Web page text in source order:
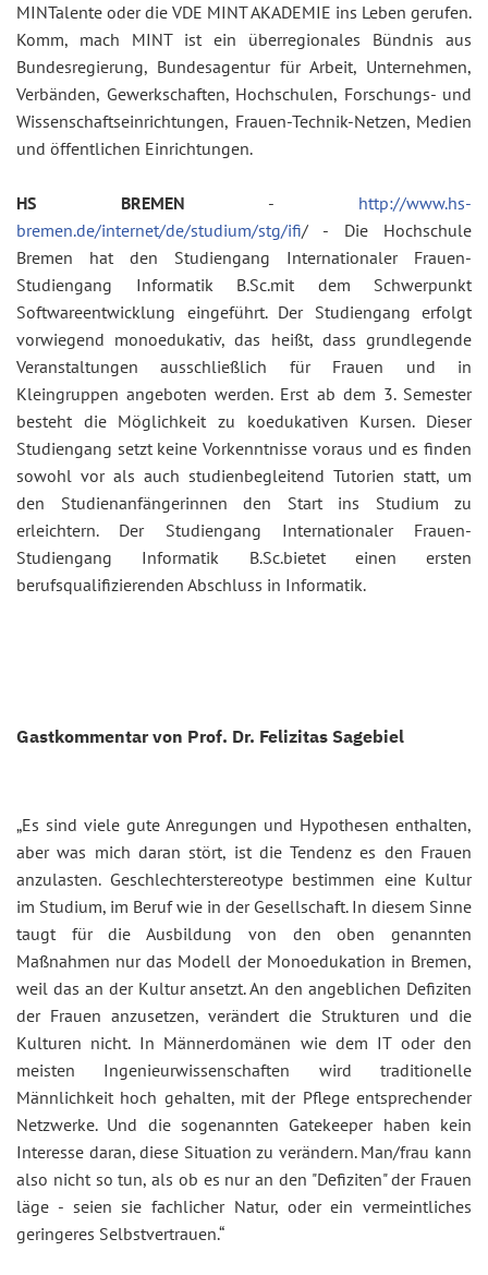
MINTalente oder die VDE MINT AKADEMIE ins Leben gerufen.
Komm, mach MINT ist ein überregionales Bündnis aus
Bundesregierung, Bundesagentur für Arbeit, Unternehmen,
Verbänden, Gewerkschaften, Hochschulen, Forschungs- und
Wissenschaftseinrichtungen, Frauen-Technik-Netzen, Medien
und öffentlichen Einrichtungen.
HS BREMEN - http://www.hs-
bremen.de/internet/de/studium/stg/ifi/ - Die Hochschule
Bremen hat den Studiengang Internationaler Frauen-
Studiengang Informatik B.Sc.mit dem Schwerpunkt
Softwareentwicklung eingeführt. Der Studiengang erfolgt
vorwiegend monoedukativ, das heißt, dass grundlegende
Veranstaltungen ausschließlich für Frauen und in
Kleingruppen angeboten werden. Erst ab dem 3. Semester
besteht die Möglichkeit zu koedukativen Kursen. Dieser
Studiengang setzt keine Vorkenntnisse voraus und es finden
sowohl vor als auch studienbegleitend Tutorien statt, um
den Studienanfängerinnen den Start ins Studium zu
erleichtern. Der Studiengang Internationaler Frauen-
Studiengang Informatik B.Sc.bietet einen ersten
berufsqualifizierenden Abschluss in Informatik.
Gastkommentar von Prof. Dr. Felizitas Sagebiel
„Es sind viele gute Anregungen und Hypothesen enthalten,
aber was mich daran stört, ist die Tendenz es den Frauen
anzulasten. Geschlechterstereotype bestimmen eine Kultur
im Studium, im Beruf wie in der Gesellschaft. In diesem Sinne
taugt für die Ausbildung von den oben genannten
Maßnahmen nur das Modell der Monoedukation in Bremen,
weil das an der Kultur ansetzt. An den angeblichen Defiziten
der Frauen anzusetzen, verändert die Strukturen und die
Kulturen nicht. In Männerdomänen wie dem IT oder den
meisten Ingenieurwissenschaften wird traditionelle
Männlichkeit hoch gehalten, mit der Pflege entsprechender
Netzwerke. Und die sogenannten Gatekeeper haben kein
Interesse daran, diese Situation zu verändern. Man/frau kann
also nicht so tun, als ob es nur an den "Defiziten" der Frauen
läge - seien sie fachlicher Natur, oder ein vermeintliches
geringeres Selbstvertrauen.“